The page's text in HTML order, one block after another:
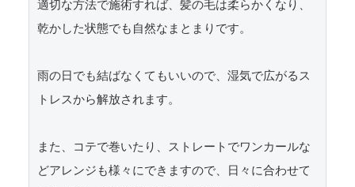
適切な方法で施術すれば、髪の毛は柔らかくなり、
乾かした状態でも自然なまとまりです。
雨の日でも結ばなくてもいいので、湿気で広がるス
トレスから解放されます。
また、コテで巻いたり、ストレートでワンカールな
どアレンジも様々にできますので、日々に合わせて